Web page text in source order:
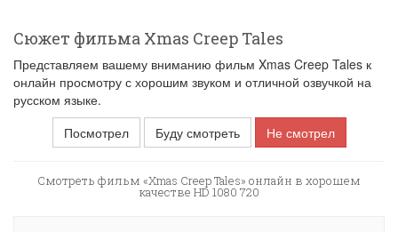
Сюжет фильма Xmas Creep Tales
Представляем вашему вниманию фильм Xmas Creep Tales к
онлайн просмотру с хорошим звуком и отличной озвучкой на
русском языке.
Посмотрел
Буду смотреть Не смотрел
Смотреть фильм «Xmas Creep Tales» онлайн в хорошем
качестве HD 1080 720